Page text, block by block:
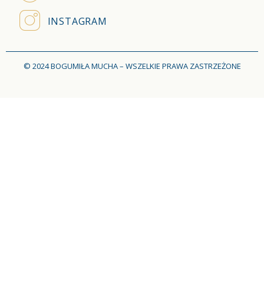
INSTAGRAM
© 2024 BOGUMIŁA MUCHA – WSZELKIE PRAWA ZASTRZEŻONE